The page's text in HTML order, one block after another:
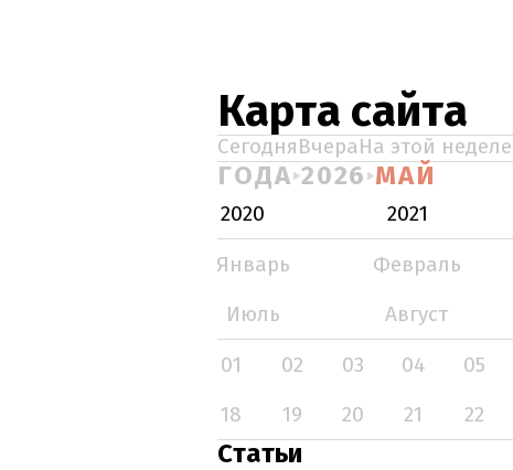
Карта сайта
СегодняВчераНа этой неделе
ГОДА 2026 МАЙ
2020 2021
Январь
Февраль
Июль
Август
01
02 03 04 05
18
19 20 21 22
Статьи